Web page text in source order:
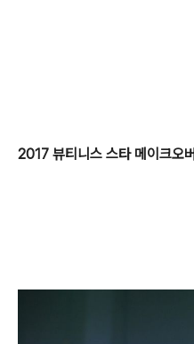
2017 뷰티니스 스타 메이크오